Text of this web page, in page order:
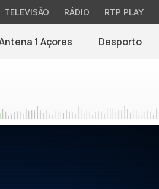
TELEVISÃO RÁDIO RTP PLAY
1 Açores Desporto